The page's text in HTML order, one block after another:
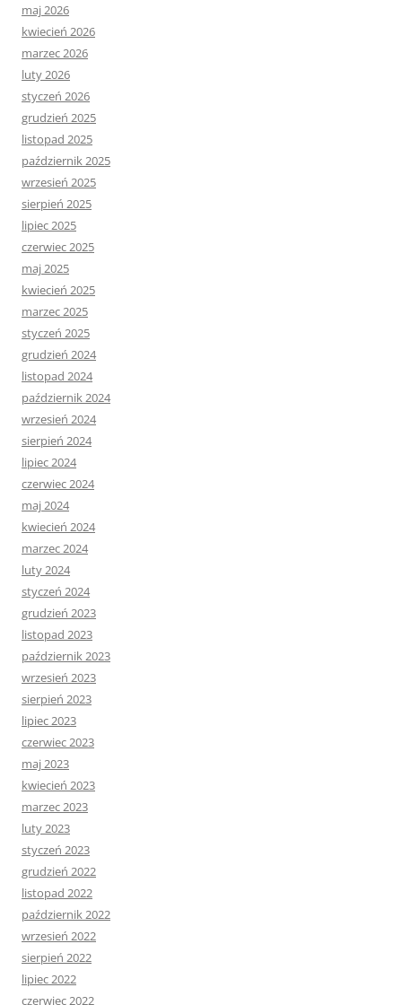
maj 2026
kwiecień 2026
marzec 2026
luty 2026
styczeń 2026
grudzień 2025
listopad 2025
październik 2025
wrzesień 2025
sierpień 2025
lipiec 2025
czerwiec 2025
maj 2025
kwiecień 2025
marzec 2025
styczeń 2025
grudzień 2024
listopad 2024
październik 2024
wrzesień 2024
sierpień 2024
lipiec 2024
czerwiec 2024
maj 2024
kwiecień 2024
marzec 2024
luty 2024
styczeń 2024
grudzień 2023
listopad 2023
październik 2023
wrzesień 2023
sierpień 2023
lipiec 2023
czerwiec 2023
maj 2023
kwiecień 2023
marzec 2023
luty 2023
styczeń 2023
grudzień 2022
listopad 2022
październik 2022
wrzesień 2022
sierpień 2022
lipiec 2022
czerwiec 2022